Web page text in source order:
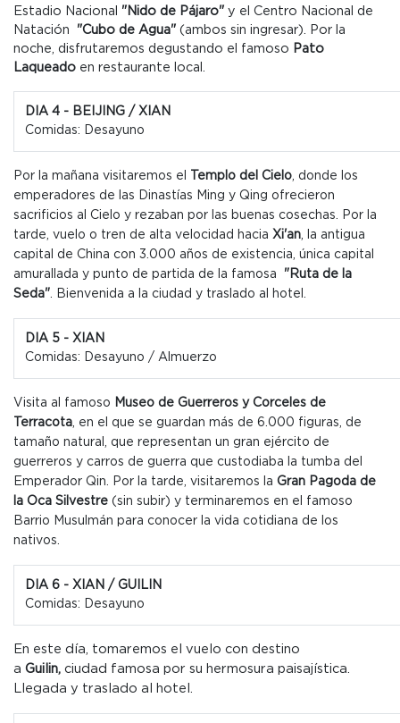
Estadio Nacional "Nido de Pájaro" y el Centro Nacional de
Natación "Cubo de Agua" (ambos sin ingresar). Por la
noche, disfrutaremos degustando el famoso Pato
Laqueado en restaurante local.
DIA 4 - BEIJING / XIAN
Comidas: Desayuno
Por la mañana visitaremos el Templo del Cielo , donde los
emperadores de las Dinastías Ming y Qing ofrecieron
sacrificios al Cielo y rezaban por las buenas cosechas.
Por la
tarde, vuelo o tren de alta velocidad hacia Xi'an , la antigua
capital de China con 3.000 años de existencia, única capital
amurallada y punto de partida de la famosa "Ruta de la
Seda" . Bienvenida a la ciudad y traslado al hotel.
DIA 5 - XIAN
Comidas: Desayuno / Almuerzo
Visita al famoso Museo de Guerreros y Corceles de
Terracota , en el que se guardan más de 6.000 figuras, de
tamaño natural, que representan un gran ejército de
guerreros y carros de guerra que custodiaba la tumba del
Emperador Qin. Por la tarde, visitaremos la Gran Pagoda de
la Oca Silvestre (sin subir) y terminaremos en el famoso
Barrio Musulmán para conocer la vida cotidiana de los
nativos.
DIA 6 - XIAN / GUILIN
Comidas: Desayuno
En este día, tomaremos el vuelo con destino
a Guilin, ciudad famosa por su hermosura paisajística.
Llegada y traslado al hotel.